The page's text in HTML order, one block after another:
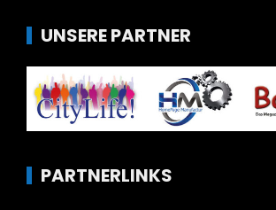
UNSERE PARTNER
PARTNERLINKS